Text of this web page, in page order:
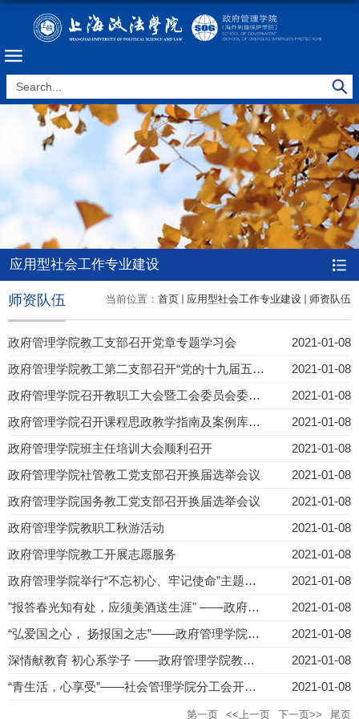
应用型社会工作专业建设
当前位置： 首页 应用型社会工作专业建设 师资队伍
师资队伍
政府管理学院教工支部召开党章专题学习会
2021-01-08
政府管理学院教工第二支部召开“党的十九届五中全会 精神”学习主题党日活动
2021-01-08
政府管理学院召开教职工大会暨工会委员会委员选举大会
2021-01-08
政府管理学院召开课程思政教学指南及案例库建设会议
2021-01-08
政府管理学院班主任培训大会顺利召开
2021-01-08
政府管理学院社管教工党支部召开换届选举会议
2021-01-08
政府管理学院国务教工党支部召开换届选举会议
2021-01-08
政府管理学院教职工秋游活动
2021-01-08
政府管理学院教工开展志愿服务
2021-01-08
政府管理学院举行“不忘初心、牢记使命”主题教育党员教师捐款活动
2021-01-08
"报答春光知有处，应须美酒送生涯" ——政府管理学院转岗教师欢送会
2021-01-08
“弘爱国之心， 扬报国之志”——政府管理学院教工党员参加“不忘初心，牢记使命”教育学习研讨会
2021-01-08
深情献教育 初心系学子 ——政府管理学院教工党支部开展专题研讨会
2021-01-08
“青生活，心享受”——社会管理学院分工会开展教职工春游活动
2021-01-08
第一页 <<上一页 下一页>> 尾页